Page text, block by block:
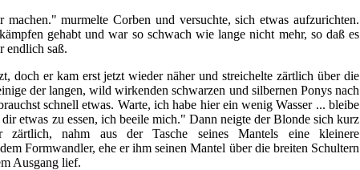
murmelte Corben und versuchte, sich etwas aufzurichten.
gehabt und war so schwach wie lange nicht mehr, so daß es
endlich saß.
doch er kam erst jetzt wieder näher und streichelte zärtlich über die
der langen, wild wirkenden schwarzen und silbernen Ponys nach
schnell etwas. Warte, ich habe hier ein wenig Wasser ... bleibe
etwas zu essen, ich beeile mich." Dann neigte der Blonde sich kurz
nahm aus der Tasche seines Mantels eine kleinere
Formwandler, ehe er ihm seinen Mantel über die breiten Schultern
Ausgang lief.